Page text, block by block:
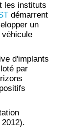
les instituts
démarrent
un
d'implants
par